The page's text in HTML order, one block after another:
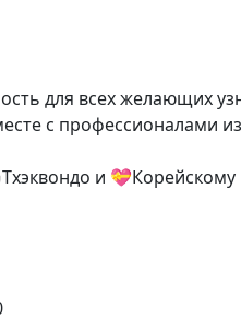
для всех желающих
с профессионалами
и